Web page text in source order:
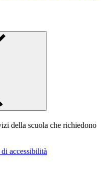
della scuola che richiedono
accessibilità